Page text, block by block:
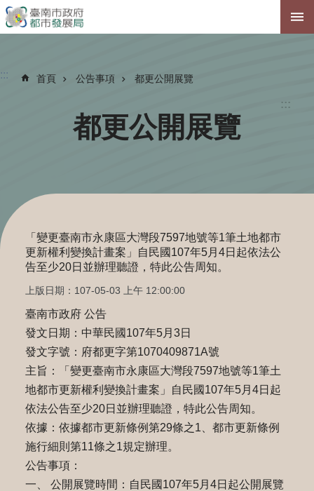
跳到主要內容區塊
:::
::: 首頁 公告事項 都更公開展覽
都更公開展覽
「變更臺南市永康區大灣段7597地號等1筆土地都市
更新權利變換計畫案」自民國107年5月4日起依法公
告至少20日並辦理聽證，特此公告周知。
上版日期：107-05-03 上午 12:00:00
臺南市政府 公告
發文日期：中華民國107年5月3日
發文字號：府都更字第1070409871A號
主旨：「變更臺南市永康區大灣段7597地號等1筆土
地都市更新權利變換計畫案」自民國107年5月4日起
依法公告至少20日並辦理聽證，特此公告周知。
依據：依據都市更新條例第29條之1、都市更新條例
施行細則第11條之1規定辦理。
公告事項：
一、 公開展覽時間：自民國107年5月4日起公開展覽